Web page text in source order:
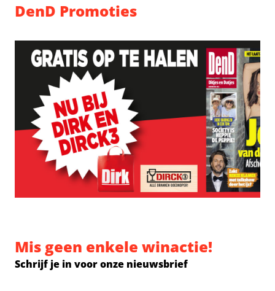
DenD Promoties
Mis geen enkele winactie!
Schrijf je in voor onze nieuwsbrief